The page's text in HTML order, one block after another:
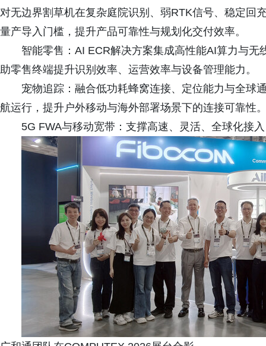
对无边界割草机在复杂庭院识别、弱RTK信号、稳定回
量产导入门槛，提升产品可靠性与规划化交付效率。
智能零售：AI ECR解决方案集成高性能AI算力与
助零售终端提升识别效率、运营效率与设备管理能力。
宠物追踪：融合低功耗蜂窝连接、定位能力与全球
航运行，提升户外移动与海外部署场景下的连接可靠性
5G FWA与移动宽带：支撑高速、灵活、全球化接入